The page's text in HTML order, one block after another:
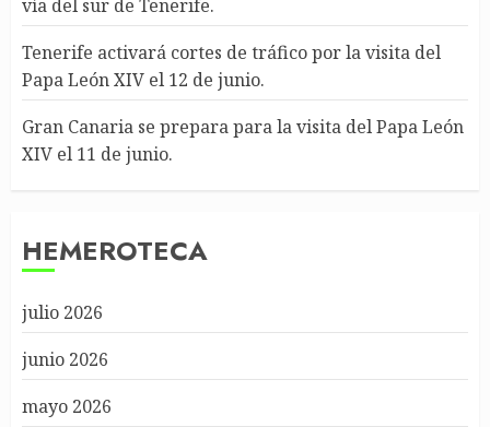
vía del sur de Tenerife.
Tenerife activará cortes de tráfico por la visita del
Papa León XIV el 12 de junio.
Gran Canaria se prepara para la visita del Papa León
XIV el 11 de junio.
HEMEROTECA
julio 2026
junio 2026
mayo 2026